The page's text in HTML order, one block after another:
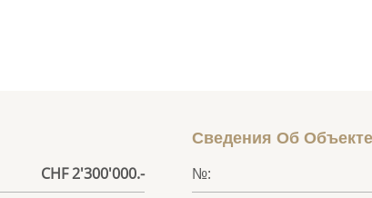
CHF 2'300'000.-
Сведения Об Объекте
№: